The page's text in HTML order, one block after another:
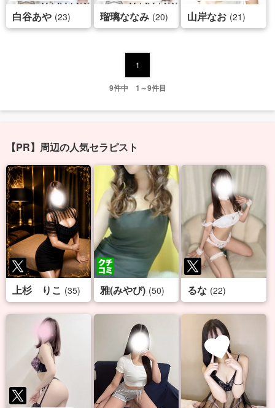
白谷あや (23) 瑠璃ななみ (20) 山岸なお (21)
1
9件中 1～9件目
【PR】周辺の人気セラピスト
上杉 りこ (35) 雅(みやび) (50) るな (22)